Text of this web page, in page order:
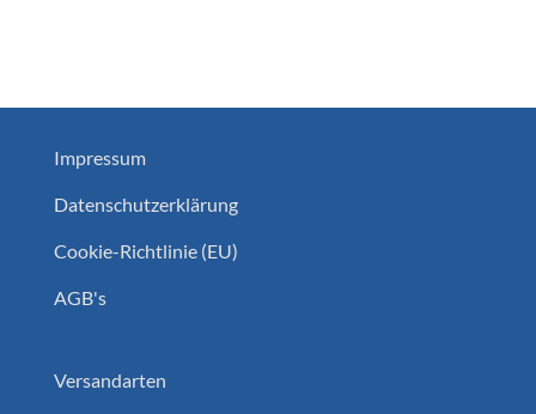
Impressum
Datenschutzerklärung
Cookie-Richtlinie (EU)
AGB's
Versandarten